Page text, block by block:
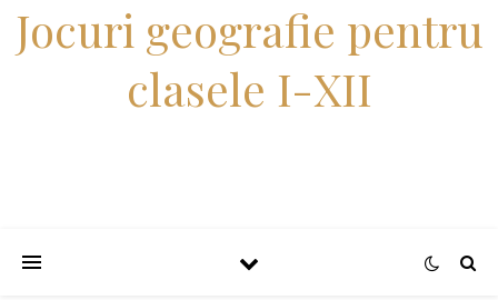
Jocuri geografie pentru
clasele I-XII